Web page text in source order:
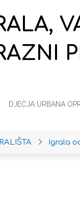
DJEČJA URBANA
Igrala